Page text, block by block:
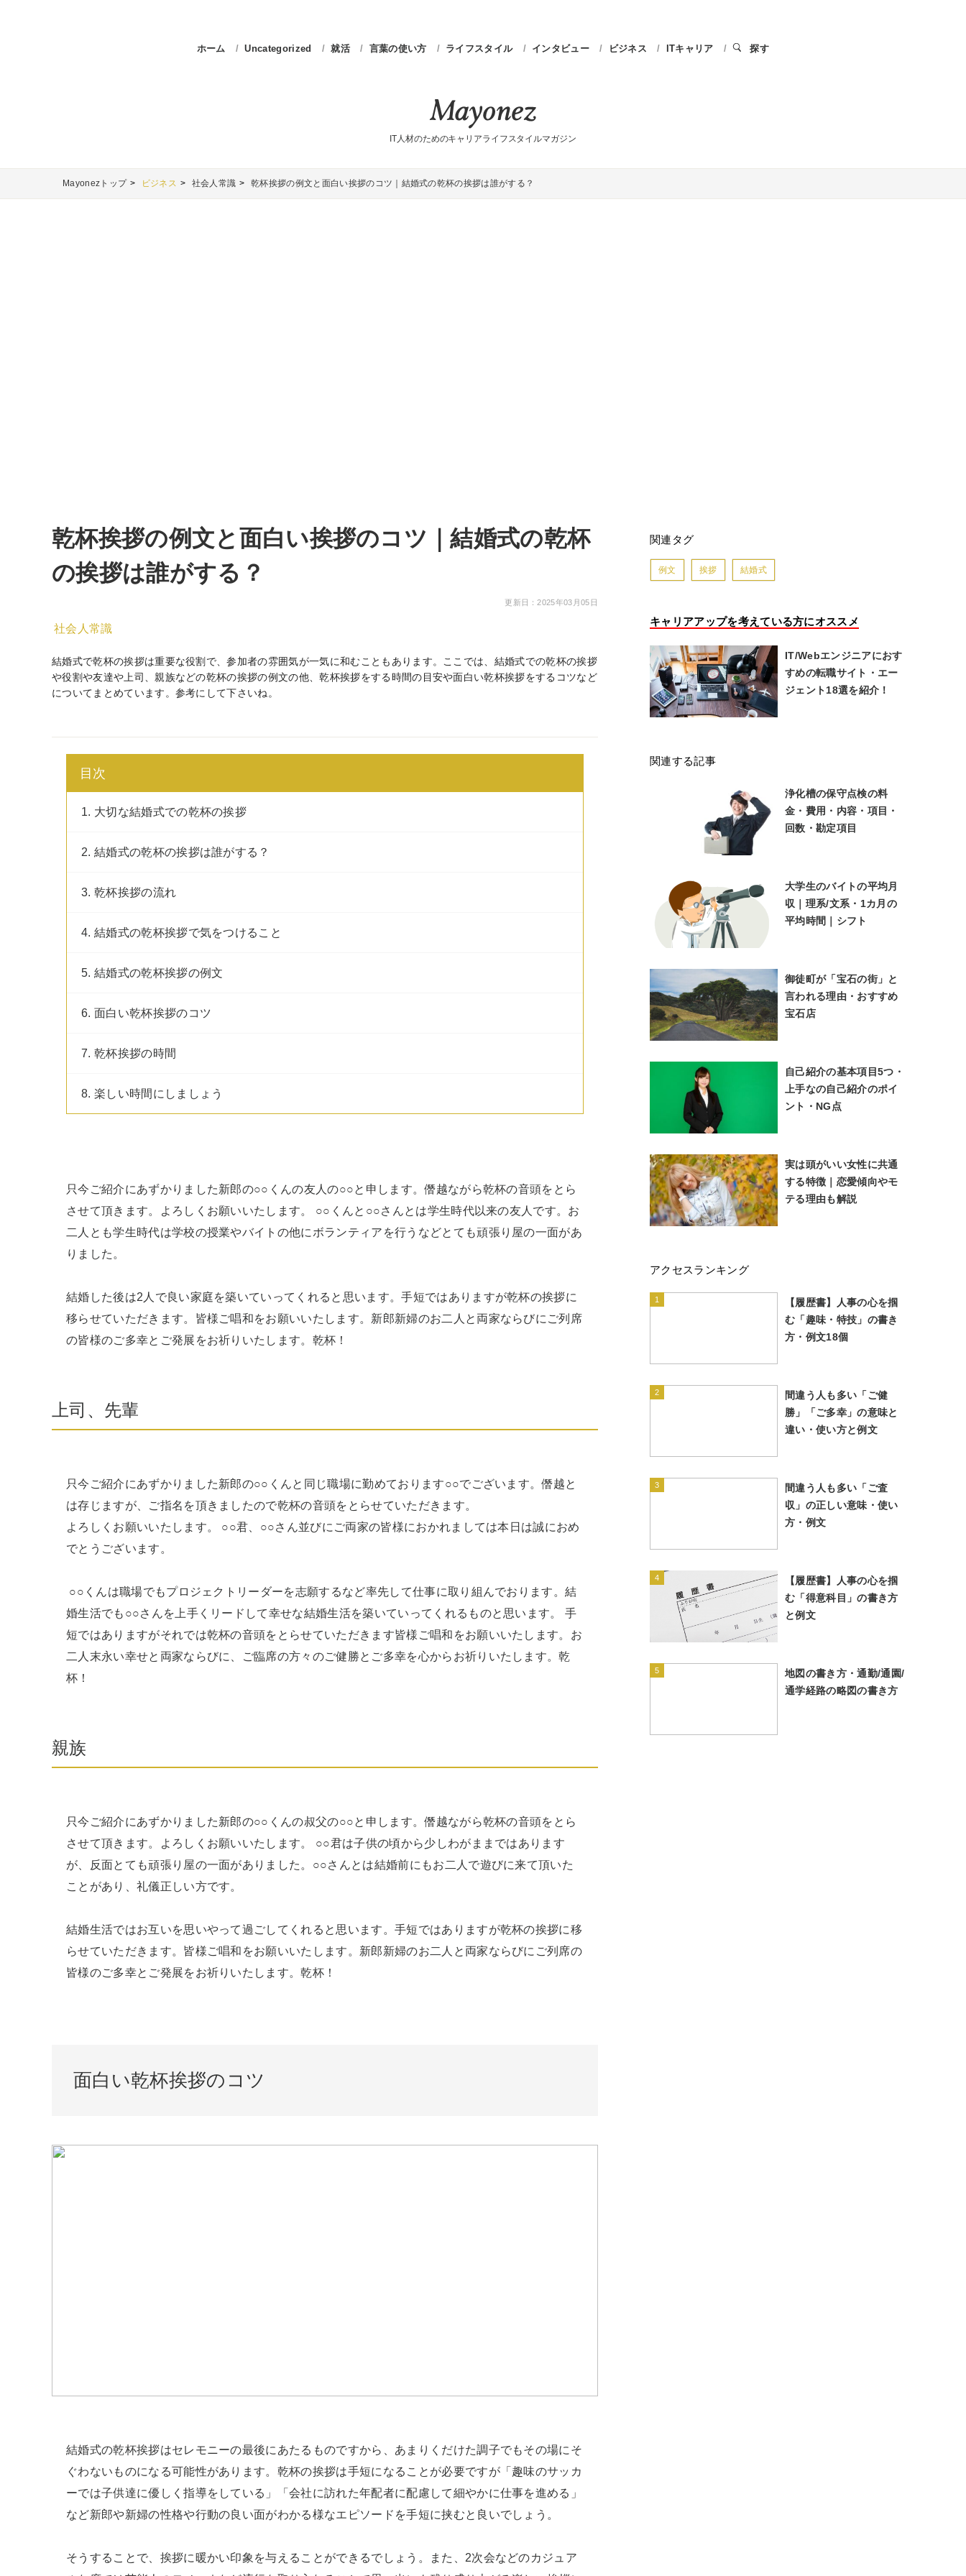
ホーム Uncategorized 就活 言葉の使い方 ライフスタイル インタビュー ビジネス ITキャリア 探す
IT人材のためのキャリアライフスタイルマガジン
Mayonezトップ ビジネス 社会人常識 乾杯挨拶の例文と面白い挨拶のコツ｜結婚式の乾杯の挨拶は誰がする？
乾杯挨拶の例文と面白い挨拶のコツ｜結婚式の乾杯
の挨拶は誰がする？
更新日：2025年03月05日
社会人常識
結婚式で乾杯の挨拶は重要な役割で、参加者の雰囲気が一気に和むこともあります。ここでは、結婚式での乾杯の挨拶
や役割や友達や上司、親族などの乾杯の挨拶の例文の他、乾杯挨拶をする時間の目安や面白い乾杯挨拶をするコツなど
についてまとめています。参考にして下さいね。
目次
1. 大切な結婚式での乾杯の挨拶
2. 結婚式の乾杯の挨拶は誰がする？
3. 乾杯挨拶の流れ
4. 結婚式の乾杯挨拶で気をつけること
5. 結婚式の乾杯挨拶の例文
6. 面白い乾杯挨拶のコツ
7. 乾杯挨拶の時間
8. 楽しい時間にしましょう
只今ご紹介にあずかりました新郎の○○くんの友人の○○と申します。僭越ながら乾杯の音頭をとら
させて頂きます。よろしくお願いいたします。 ○○くんと○○さんとは学生時代以来の友人です。お
二人とも学生時代は学校の授業やバイトの他にボランティアを行うなどとても頑張り屋の一面があ
りました。
結婚した後は2人で良い家庭を築いていってくれると思います。手短ではありますが乾杯の挨拶に
移らせていただきます。皆様ご唱和をお願いいたします。新郎新婦のお二人と両家ならびにご列席
の皆様のご多幸とご発展をお祈りいたします。乾杯！
上司、先輩
只今ご紹介にあずかりました新郎の○○くんと同じ職場に勤めております○○でございます。僭越と
は存じますが、ご指名を頂きましたので乾杯の音頭をとらせていただきます。
よろしくお願いいたします。 ○○君、○○さん並びにご両家の皆様におかれましては本日は誠におめ
でとうございます。
婚生活でも○○さんを上手くリードして幸せな結婚生活を築いていってくれるものと思います。 手
短ではありますがそれでは乾杯の音頭をとらせていただきます皆様ご唱和をお願いいたします。お
二人末永い幸せと両家ならびに、ご臨席の方々のご健勝とご多幸を心からお祈りいたします。乾
杯！
親族
只今ご紹介にあずかりました新郎の○○くんの叔父の○○と申します。僭越ながら乾杯の音頭をとら
させて頂きます。よろしくお願いいたします。 ○○君は子供の頃から少しわがままではあります
が、反面とても頑張り屋の一面がありました。○○さんとは結婚前にもお二人で遊びに来て頂いた
ことがあり、礼儀正しい方です。
結婚生活ではお互いを思いやって過ごしてくれると思います。手短ではありますが乾杯の挨拶に移
らせていただきます。皆様ご唱和をお願いいたします。新郎新婦のお二人と両家ならびにご列席の
皆様のご多幸とご発展をお祈りいたします。乾杯！
面白い乾杯挨拶のコツ
結婚式の乾杯挨拶はセレモニーの最後にあたるものですから、あまりくだけた調子でもその場にそ
ぐわないものになる可能性があります。乾杯の挨拶は手短になることが必要ですが「趣味のサッカ
ーでは子供達に優しく指導をしている」「会社に訪れた年配者に配慮して細やかに仕事を進める」
など新郎や新婦の性格や行動の良い面がわかる様なエピソードを手短に挟むと良いでしょう。
そうすることで、挨拶に暖かい印象を与えることができるでしょう。また、2次会などのカジュア
関連タグ
例文 挨拶 結婚式
キャリアアップを考えている方にオススメ
IT/Webエンジニアにおす
すめの転職サイト・エー
ジェント18選を紹介！
関連する記事
浄化槽の保守点検の料
金・費用・内容・項目・
回数・勘定項目
大学生のバイトの平均月
収｜理系/文系・1カ月の
平均時間｜シフト
御徒町が「宝石の街」と
言われる理由・おすすめ
宝石店
自己紹介の基本項目5つ・
上手なの自己紹介のポイ
ント・NG点
実は頭がいい女性に共通
する特徴｜恋愛傾向やモ
テる理由も解説
アクセスランキング
1
【履歴書】人事の心を掴
む「趣味・特技」の書き
方・例文18個
2
間違う人も多い「ご健
勝」「ご多幸」の意味と
違い・使い方と例文
3
間違う人も多い「ご査
収」の正しい意味・使い
方・例文
4
【履歴書】人事の心を掴
む「得意科目」の書き方
と例文
5
地図の書き方・通勤/通園/
通学経路の略図の書き方